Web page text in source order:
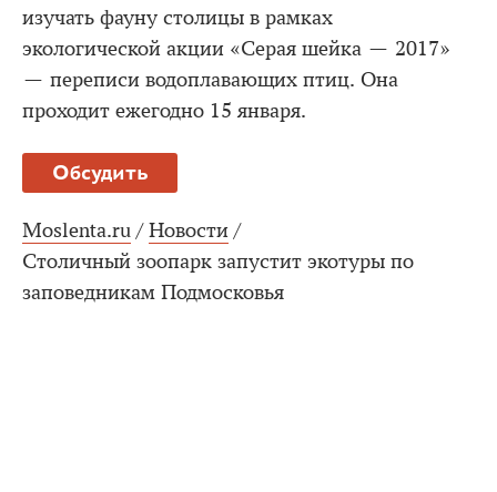
изучать фауну столицы в рамках
экологической акции «Серая шейка — 2017»
— переписи водоплавающих птиц. Она
проходит ежегодно 15 января.
Обсудить
Moslenta.ru / Новости /
Столичный зоопарк запустит экотуры по
заповедникам Подмосковья